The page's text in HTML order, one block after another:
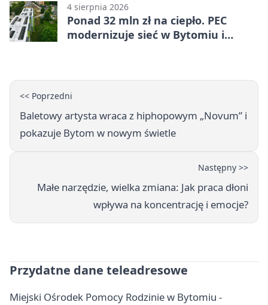
4 sierpnia 2026
Ponad 32 mln zł na ciepło. PEC
modernizuje sieć w Bytomiu i
<< Poprzedni
Baletowy artysta wraca z hiphopowym „Novum” i
pokazuje Bytom w nowym świetle
Następny >>
Małe narzędzie, wielka zmiana: Jak praca dłoni
wpływa na koncentrację i emocje?
Przydatne dane teleadresowe
Miejski Ośrodek Pomocy Rodzinie w Bytomiu -